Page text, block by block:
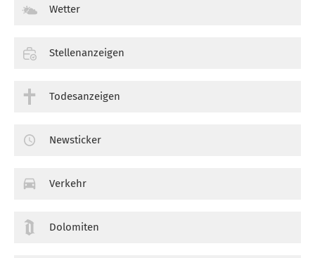
Wetter
Stellenanzeigen
Todesanzeigen
Newsticker
Verkehr
Dolomiten